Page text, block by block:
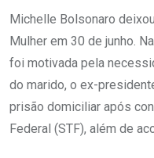
Michelle Bolsonaro
Mulher em 30 de junho.
foi motivada pela
do marido, o ex-
prisão domiciliar após
Federal (STF), além de